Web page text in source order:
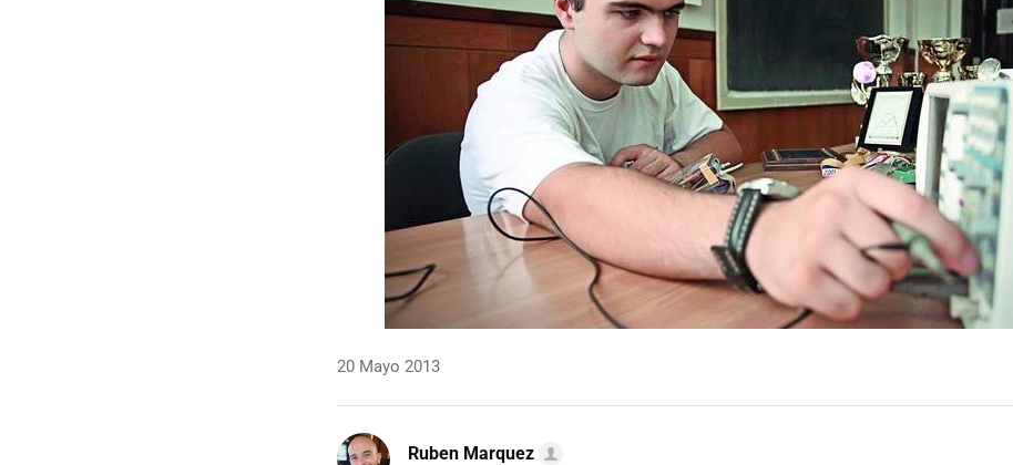
20 Mayo 2013
Ruben Marquez